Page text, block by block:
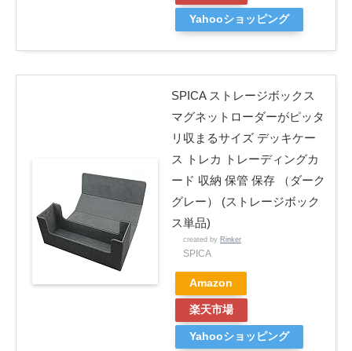
Yahooショッピング
SPICA ストレージボックス
マグネットローダーがピッタ
リ収まるサイズ デッキケー
ス トレカ トレーディングカ
ード 収納 保管 保存 （ダーク
グレー） (ストレージボック
ス単品)
created by Rinker
SPICA
Amazon
楽天市場
Yahooショッピング